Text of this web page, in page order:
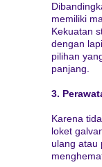
memiliki
Kekuatan
dengan
pilihan
panjang.
3.
Karena
loket
ulang atau